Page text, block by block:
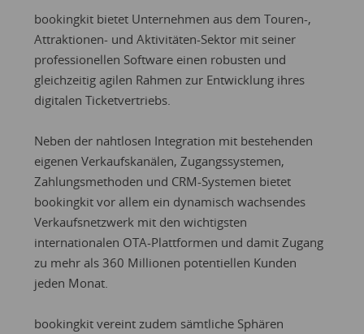
bookingkit bietet Unternehmen aus dem Touren-,
Attraktionen- und Aktivitäten-Sektor mit seiner
professionellen Software einen robusten und
gleichzeitig agilen Rahmen zur Entwicklung ihres
digitalen Ticketvertriebs.
Neben der nahtlosen Integration mit bestehenden
eigenen Verkaufskanälen, Zugangssystemen,
Zahlungsmethoden und CRM-Systemen bietet
bookingkit vor allem ein dynamisch wachsendes
Verkaufsnetzwerk mit den wichtigsten
internationalen OTA-Plattformen und damit Zugang
zu mehr als 360 Millionen potentiellen Kunden
jeden Monat.
bookingkit vereint zudem sämtliche Sphären